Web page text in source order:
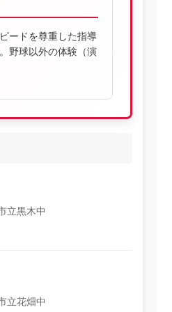
ードを尊重した指導
野球以外の体験（演
立黒木中
立花畑中